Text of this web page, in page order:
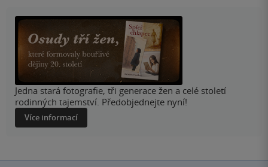
Jedna stará fotografie, tři generace žen a celé století
rodinných tajemství. Předobjednejte nyní!
Více informací